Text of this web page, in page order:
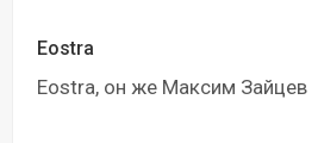
Eostra
Eostra, он же Максим Зайцев